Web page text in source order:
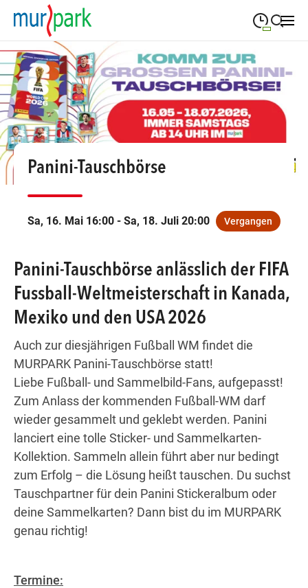
Suche schließen
Montag
MONTAG 09:00—
Dienstag
DIENSTAG 09:00—19:30
Mittwoch
MITTWOCH 09:00
Donnerstag
DONNERSTAG
FREITAG
09:00—18:00
Wegbeschreibung
Panini-Tauschbörse
Sa, 16. Mai 16:00 - Sa, 18. Juli 20:00 Vergangen
Panini-Tauschbörse anlässlich der FIFA
Fussball-Weltmeisterschaft in Kanada,
Mexiko und den USA 2026
Auch zur diesjährigen Fußball WM findet die
MURPARK Panini-Tauschbörse statt!
Liebe Fußball- und Sammelbild-Fans, aufgepasst!
Zum Anlass der kommenden Fußball-WM darf
wieder gesammelt und geklebt werden. Panini
lanciert eine tolle Sticker- und Sammelkarten-
Kollektion. Sammeln allein führt aber nur bedingt
zum Erfolg – die Lösung heißt tauschen. Du suchst
Tauschpartner für dein Panini Stickeralbum oder
deine Sammelkarten? Dann bist du im MURPARK
genau richtig!
Termine: